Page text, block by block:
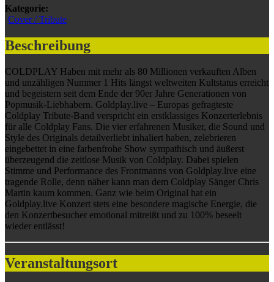
Kategorie:
Cover / Tribute
Beschreibung
COLDPLAY Haben mit mehr als 80 Millionen verkauften Alben
und unzähligen Nummer 1 Hits längst weltweiten Kultstatus erreicht
und begeistern seit dem Ende der 90er Jahre Generationen von
Popmusik-Liebhabern. Goldplay.live – Europas gefragteste
Coldplay Tribute-Band verspricht ein erstklassiges Konzerterlebnis
für alle Coldplay Fans. Die vier erfahrenen Musiker, die Sound und
Style des Originals detailverliebt inhaliert haben, zelebrieren
eingebettet in eine farbenfrohe Show sympathisch und äußerst
überzeugend die zeitlose Musik von Coldplay. Dabei spielen
Stimme und Performance des Frontmanns von Goldplay.live eine
tragende Rolle, denn näher kann man dem Coldplay Sänger Chris
Martin kaum kommen. Ganz wie beim Original hat ein
Goldplay.live Konzert stets eine besondere magische Energie, die
den Konzertbesucher emotional mitreißt und zu 100% beseelt
wieder entlässt!
Veranstaltungsort